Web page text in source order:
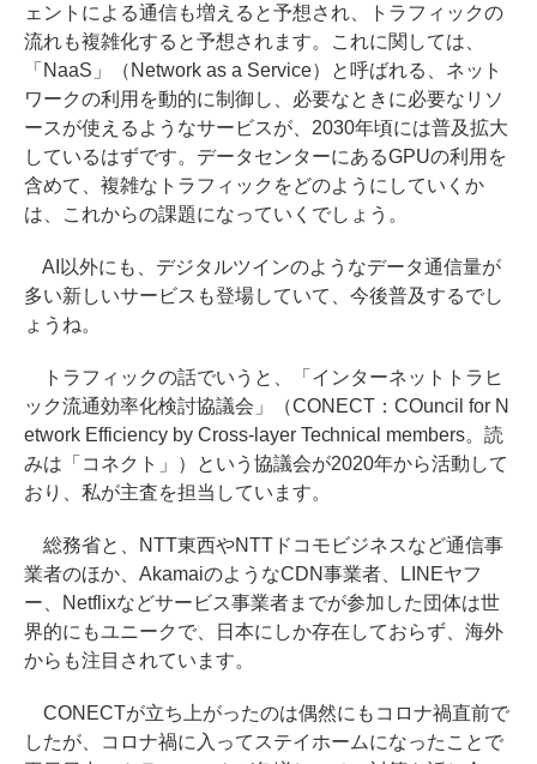
ェントによる通信も増えると予想され、トラフィックの
流れも複雑化すると予想されます。これに関しては、
「NaaS」（Network as a Service）と呼ばれる、ネット
ワークの利用を動的に制御し、必要なときに必要なリソ
ースが使えるようなサービスが、2030年頃には普及拡大
しているはずです。データセンターにあるGPUの利用を
含めて、複雑なトラフィックをどのようにしていくか
は、これからの課題になっていくでしょう。
AI以外にも、デジタルツインのようなデータ通信量が
多い新しいサービスも登場していて、今後普及するでし
ょうね。
トラフィックの話でいうと、「インターネットトラヒ
ック流通効率化検討協議会」（CONECT：COuncil for N
etwork Efficiency by Cross-layer Technical members。読
みは「コネクト」）という協議会が2020年から活動して
おり、私が主査を担当しています。
総務省と、NTT東西やNTTドコモビジネスなど通信事
業者のほか、AkamaiのようなCDN事業者、LINEヤフ
ー、Netflixなどサービス事業者までが参加した団体は世
界的にもユニークで、日本にしか存在しておらず、海外
からも注目されています。
CONECTが立ち上がったのは偶然にもコロナ禍直前で
したが、コロナ禍に入ってステイホームになったことで